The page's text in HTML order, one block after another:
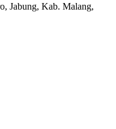
Jabung, Kab. Malang,